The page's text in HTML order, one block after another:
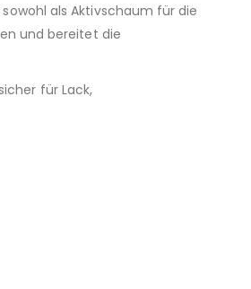
als Aktivschaum für die
und bereitet die
für Lack,